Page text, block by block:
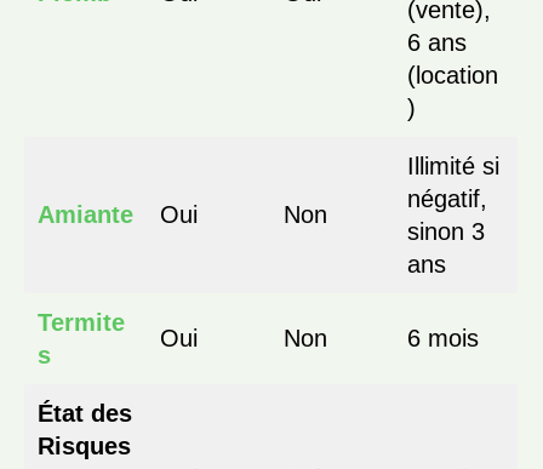
(vente),
6 ans
(location
)
Amiante Oui Non
Illimité si
négatif,
sinon 3
ans
Termite
s
Oui Non 6 mois
État des
Risques